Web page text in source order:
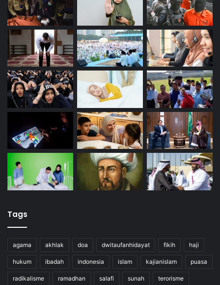
Tags
agama akhlak doa dwitaufanhidayat fikih haji
hukum ibadah indonesia islam kajianislam puasa
radikalisme ramadhan salafi sunah terorisme